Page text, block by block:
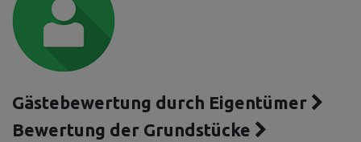
Gästebewertung durch Eigentümer
Bewertung der Grundstücke